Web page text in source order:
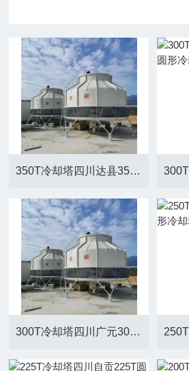
350T冷却塔四川达县350T圆形冷却塔厂家
300T冷却塔四川广元300T圆形冷却塔厂家